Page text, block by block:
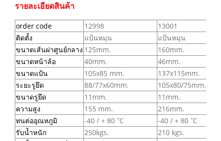
รายละเอียดสินค้า
order code 12998
13001
ติดตั้ง
แป้นหมุน
แป้นหมุน
ขนาดเส้นผ่าศูนย์กลาง 125mm.
160mm.
ขนาดหน้าล้อ
40mm.
46mm.
ขนาดแป้น
105x85 mm.
137x115mm.
ระยะรูยึด
88/77x60mm.
105x80/75mm.
ขนาดรูยึด
11mm.
11mm.
ความสูง
155 mm.
216mm.
ทนต่ออุณหภูมิ
-40 / + 80 ํC
-40 / + 80 ํC
รับน้ำหนัก
250kgs.
210 kgs.